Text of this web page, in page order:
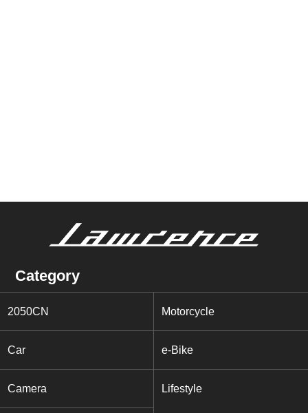
Category
2050CN Motorcycle
Car e-Bike
Camera Lifestyle